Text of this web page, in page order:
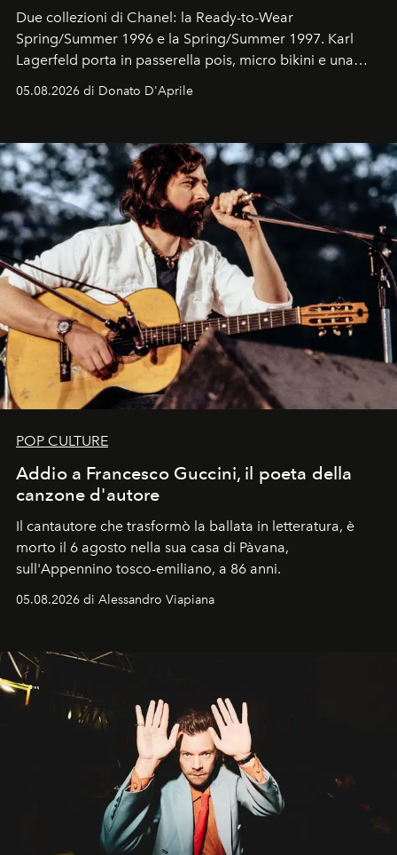
Due collezioni di Chanel: la Ready-to-Wear
Spring/Summer 1996 e la Spring/Summer 1997. Karl
Lagerfeld porta in passerella pois, micro bikini e una
Kate, Claudia e Carla una dietro l'altra. Trent'anni dopo,
uno dei documenti più contemporanei che abbiamo.
05.08.2026 di Donato D'Aprile
POP CULTURE
Addio a Francesco Guccini, il poeta della
canzone d'autore
Il cantautore che trasformò la ballata in letteratura, è
morto il 6 agosto nella sua casa di Pàvana,
sull'Appennino tosco-emiliano, a 86 anni.
05.08.2026 di Alessandro Viapiana